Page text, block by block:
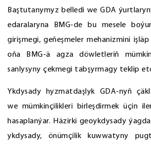
Baştutanymyz belledi we GDA
edaralaryna BMG-de bu mesele
girişmegi, geňeşmeler mehanizmini
oňa BMG-ä agza döwletleriň
sanlysyny çekmegi tabşyrmagy teklip
Ykdysady hyzmatdaşlyk GDA-nyň
we mümkinçilikleri birleşdirmek üçin
hasaplanýar. Häzirki geoykdysady
ykdysady, önümçilik kuwwatyny